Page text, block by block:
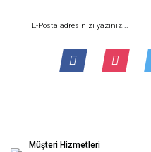
Müşteri Hizmetleri